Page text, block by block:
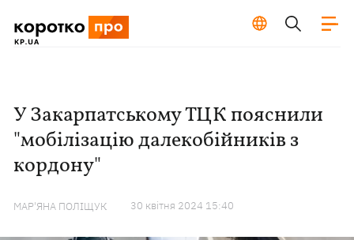
У Закарпатському ТЦК пояснили
"мобілізацію далекобійників з
кордону"
МАР'ЯНА ПОЛІЩУК 30 квiтня 2024 15:40